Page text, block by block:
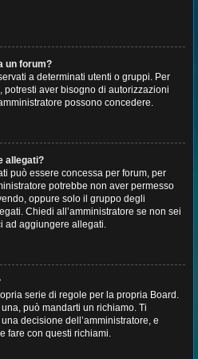
un forum?
a determinati utenti o gruppi. Per
potresti aver bisogno di autorizzazioni
possono concedere.
allegati?
può essere concessa per forum, per
potrebbe non aver permesso
oppure solo il gruppo degli
Chiedi all’amministratore se non sei
ad aggiungere allegati.
serie di regole per la propria Board.
può mandarti un richiamo. Ti
decisione dell’amministratore, e
fare con questi richiami.